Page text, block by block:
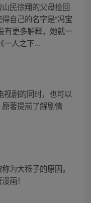
民徐翔的父母捡回
自己的名字是“冯宝
有更多解释，她就一
一人之下...
视剧的同时，也可以
著提前了解剧情
为大猴子的原因。
画！